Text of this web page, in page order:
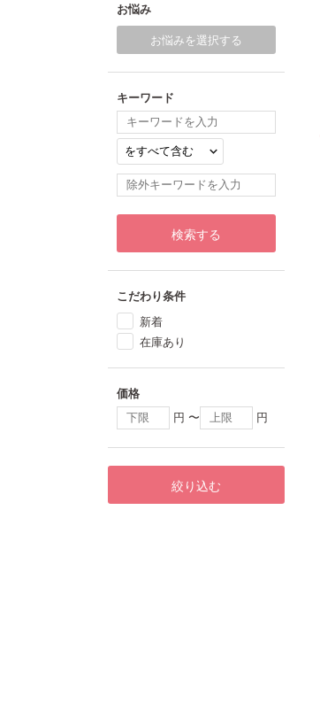
ズ...
396
お悩み
お悩みを選択する
キーワード
検索する
こだわり条件
新着
在庫あり
価格
円 〜 円
絞り込む